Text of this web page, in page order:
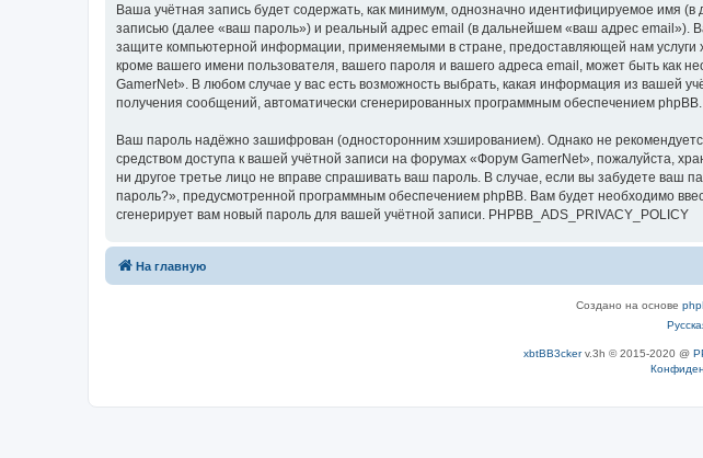
Ваша учётная запись будет содержать, как минимум, однозначно идентифицируемое имя
записью (далее «ваш пароль») и реальный адрес email (в дальнейшем «ваш адрес
защите компьютерной информации, применяемыми в стране, предоставляющей нам
кроме вашего имени пользователя, вашего пароля и вашего адреса email, может быть как
GamerNet». В любом случае у вас есть возможность выбрать, какая информация из вашей
получения сообщений, автоматически сгенерированных программным обеспечением phpBB.
Ваш пароль надёжно зашифрован (односторонним хэшированием). Однако не
средством доступа к вашей учётной записи на форумах «Форум GamerNet», пожалуйста,
ни другое третье лицо не вправе спрашивать ваш пароль. В случае, если вы забудете ваш
пароль?», предусмотренной программным обеспечением phpBB. Вам будет необходимо
сгенерирует вам новый пароль для вашей учётной записи. PHPBB_ADS_PRIVACY_POLICY
На главную
Создано на основе
xbtBB3ckerv.3h © 2015-2020 @